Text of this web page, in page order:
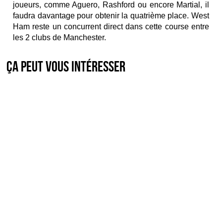
joueurs, comme Aguero, Rashford ou encore Martial, il
faudra davantage pour obtenir la quatrième place. West
Ham reste un concurrent direct dans cette course entre
les 2 clubs de Manchester.
Ça peut vous intéresser